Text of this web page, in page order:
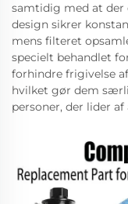
samtidig med at
design sikrer
mens filteret
specielt behandlet
forhindre frigivelse
hvilket gør dem
personer, der lider